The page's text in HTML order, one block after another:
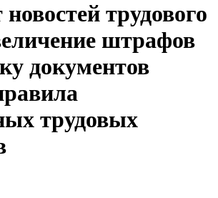
трудового
штрафов
документов
трудовых